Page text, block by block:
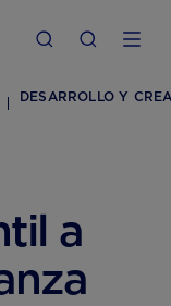
DESARROLLO Y
a